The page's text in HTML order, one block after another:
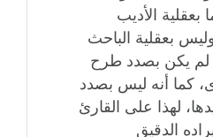
بعقلية الأديب
بعقلية الباحث
لم يكن بصدد طرح
كما أنه ليس بصدد
لهذا على القارئ
الدقيق